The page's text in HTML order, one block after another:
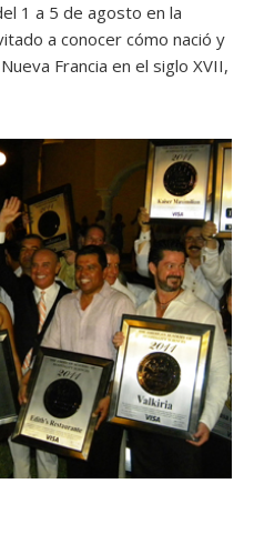
1 a 5 de agosto en la
a conocer cómo nació y
Francia en el siglo XVII,